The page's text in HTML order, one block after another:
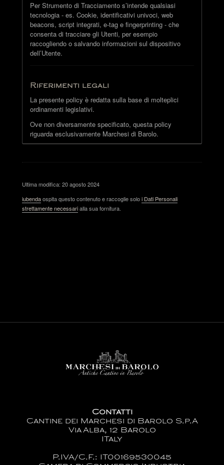
Per Strumento di Tracciamento s’intende qualsiasi
tecnologia - es. Cookie, identificativi univoci, web
beacons, script integrati, e-tag e fingerprinting - che
consenta di tracciare gli Utenti, per esempio
raccogliendo o salvando informazioni sul dispositivo
dell’Utente.
Riferimenti legali
La presente policy è redatta sulla base di molteplici
ordinamenti legislativi.
Ove non diversamente specificato, questa policy
riguarda esclusivamente Marchesi di Barolo.
Ultima modifica: 20 agosto 2024
iubendaospita questo contenuto e raccoglie soloi Dati Personali
strettamente necessarialla sua fornitura.
Contatti
Cantine dei Marchesi di Barolo S.p.A
Via Alba, 12 Barolo
ITaly
P.IVA/C.F.: IT00169530045